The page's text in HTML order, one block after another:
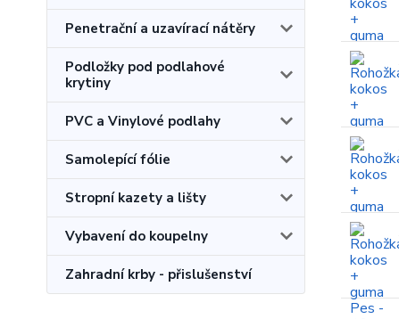
Penetrační a uzavírací nátěry
Podložky pod podlahové
krytiny
PVC a Vinylové podlahy
Samolepící fólie
Stropní kazety a lišty
Vybavení do koupelny
Zahradní krby - přislušenství